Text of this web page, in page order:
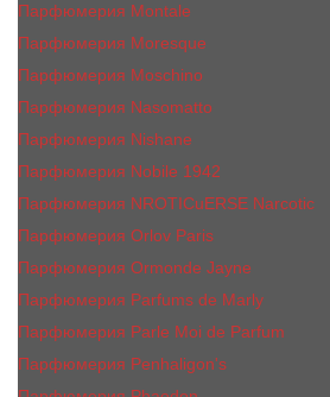
Парфюмерия Montale
Парфюмерия Moresque
Парфюмерия Moschino
Парфюмерия Nasomatto
Парфюмерия Nishane
Парфюмерия Nobile 1942
Парфюмерия NROTICuERSE Narcotic
Парфюмерия Orlov Paris
Парфюмерия Ormonde Jayne
Парфюмерия Parfums de Marly
Парфюмерия Parle Moi de Parfum
Парфюмерия Penhaligon's